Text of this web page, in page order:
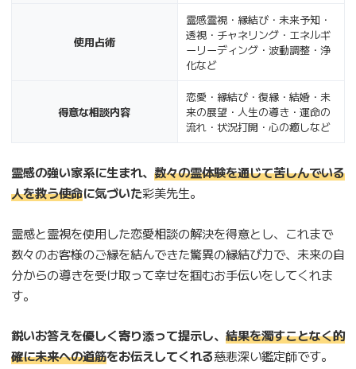
使用占術
霊感霊視・縁結び・未来予知・
透視・チャネリング・エネルギ
ーリーディング・波動調整・浄
化など
得意な相談内容
恋愛・縁結び・復縁・結婚・未
来の展望・人生の導き・運命の
流れ・状況打開・心の癒しなど
霊感の強い家系に生まれ、 数々の霊体験を通じて苦しんでいる
人を救う使命に気づいた彩美先生。
霊感と霊視を使用した恋愛相談の解決を得意とし、これまで
数々のお客様のご縁を結んできた驚異の縁結び力で、未来の自
分からの導きを受け取って幸せを掴むお手伝いをしてくれま
す。
鋭いお答えを優しく寄り添って提示し、 結果を濁すことなく的
確に未来への道筋をお伝えしてくれる慈悲深い鑑定師です。